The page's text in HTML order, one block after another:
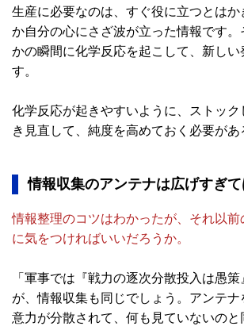
生産に必要なのは、すぐ役に立つとは
か自分の心にさざ波が立った情報です
かの瞬間に化学反応を起こして、新しい
す。
化学反応が起きやすいように、ストッ
き見直して、純度を高めておく必要があ
情報収集のアンテナは広げすぎ
情報整理のコツはわかったが、それ以
に気をつければいいだろうか。
「軍事では『戦力の逐次分散投入は愚
が、情報収集も同じでしょう。アンテ
意力が分散されて、何も見ていないのと